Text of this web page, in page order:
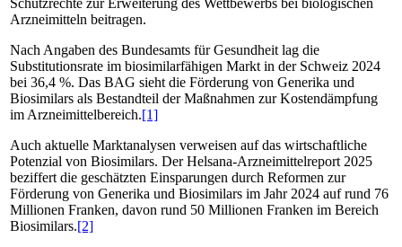
Arzneimitteln beitragen.
Nach Angaben des Bundesamts für Gesundheit lag die
Substitutionsrate im biosimilarfähigen Markt in der Schweiz 2024
bei 36,4 %. Das BAG sieht die Förderung von Generika und
Biosimilars als Bestandteil der Maßnahmen zur Kostendämpfung
im Arzneimittelbereich.[1]
Auch aktuelle Marktanalysen verweisen auf das wirtschaftliche
Potenzial von Biosimilars. Der Helsana-Arzneimittelreport 2025
beziffert die geschätzten Einsparungen durch Reformen zur
Förderung von Generika und Biosimilars im Jahr 2024 auf rund 76
Millionen Franken, davon rund 50 Millionen Franken im Bereich
Biosimilars.[2]